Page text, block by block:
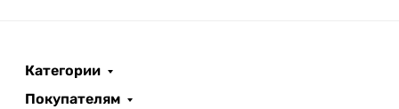
Категории
Покупателям